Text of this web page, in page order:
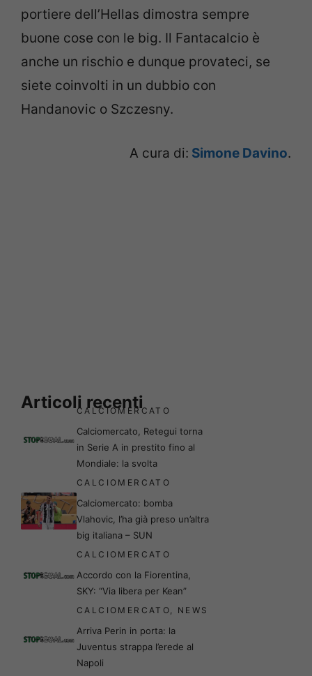
portiere dell’Hellas dimostra sempre
buone cose con le big. Il Fantacalcio è
anche un rischio e dunque provateci, se
siete coinvolti in un dubbio con
Handanovic o Szczesny.
A cura di: Simone Davino.
Articoli recenti
CALCIOMERCATO
Calciomercato, Retegui torna
in Serie A in prestito fino al
Mondiale: la svolta
CALCIOMERCATO
Calciomercato: bomba
Vlahovic, l’ha già preso un’altra
big italiana – SUN
CALCIOMERCATO
Accordo con la Fiorentina,
SKY: “Via libera per Kean”
CALCIOMERCATO, NEWS
Arriva Perin in porta: la
Juventus strappa l’erede al
Napoli